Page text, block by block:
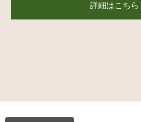
詳細はこちら